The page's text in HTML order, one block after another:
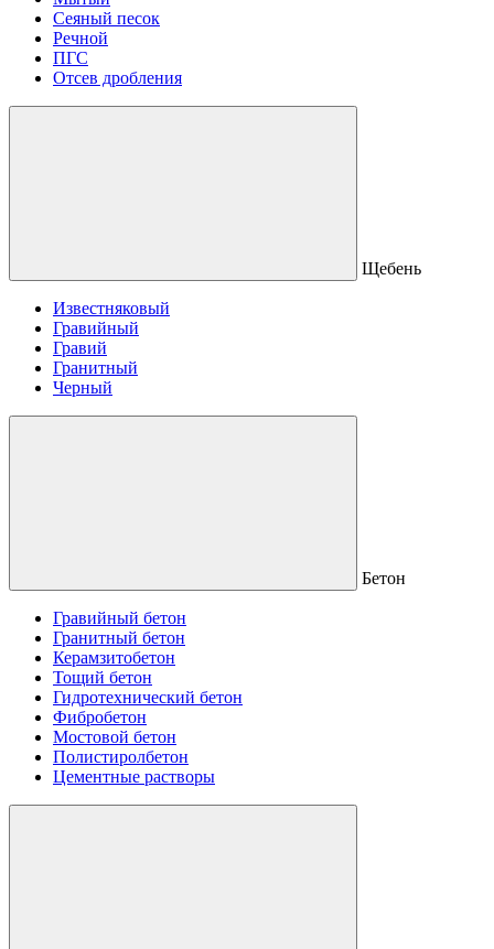
Сеяный песок
Речной
ПГС
Отсев дробления
Щебень
Известняковый
Гравийный
Гравий
Гранитный
Черный
Бетон
Гравийный бетон
Гранитный бетон
Керамзитобетон
Тощий бетон
Гидротехнический бетон
Фибробетон
Мостовой бетон
Полистиролбетон
Цементные растворы